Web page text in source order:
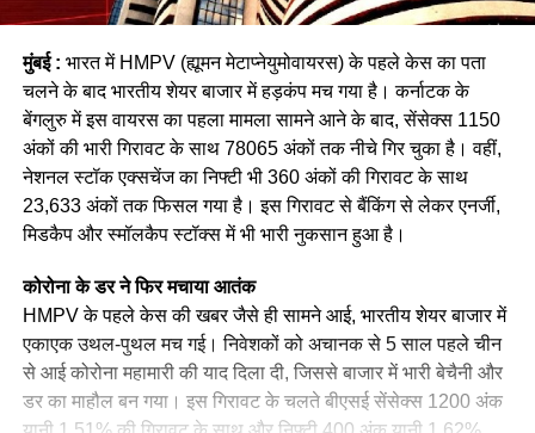
मुंबई : भारत में HMPV (ह्यूमन मेटाप्नेयुमोवायरस) के पहले केस का पता
चलने के बाद भारतीय शेयर बाजार में हड़कंप मच गया है। कर्नाटक के
बेंगलुरु में इस वायरस का पहला मामला सामने आने के बाद, सेंसेक्स 1150
अंकों की भारी गिरावट के साथ 78065 अंकों तक नीचे गिर चुका है। वहीं,
नेशनल स्टॉक एक्सचेंज का निफ्टी भी 360 अंकों की गिरावट के साथ
23,633 अंकों तक फिसल गया है। इस गिरावट से बैंकिंग से लेकर एनर्जी,
मिडकैप और स्मॉलकैप स्टॉक्स में भी भारी नुकसान हुआ है।
कोरोना के डर ने फिर मचाया आतंक
HMPV के पहले केस की खबर जैसे ही सामने आई, भारतीय शेयर बाजार में
एकाएक उथल-पुथल मच गई। निवेशकों को अचानक से 5 साल पहले चीन
से आई कोरोना महामारी की याद दिला दी, जिससे बाजार में भारी बेचैनी और
डर का माहौल बन गया। इस गिरावट के चलते बीएसई सेंसेक्स 1200 अंक